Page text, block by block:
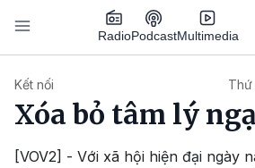
Nhảy đến nội dung
RadioPodcastMultimedia
Kết nối Thứ
Xóa bỏ tâm lý
[VOV2] - Với xã hội hiện đại ngày